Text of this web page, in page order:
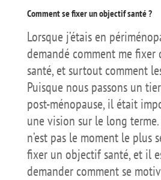
Comment se fixer un objectif santé ?
Lorsque j’étais en
demandé comment me fixer
santé, et surtout comment
Puisque nous passons un
post-ménopause, il était
une vision sur le long terme.
n’est pas le moment le plus
fixer un objectif santé, et il
demander comment se